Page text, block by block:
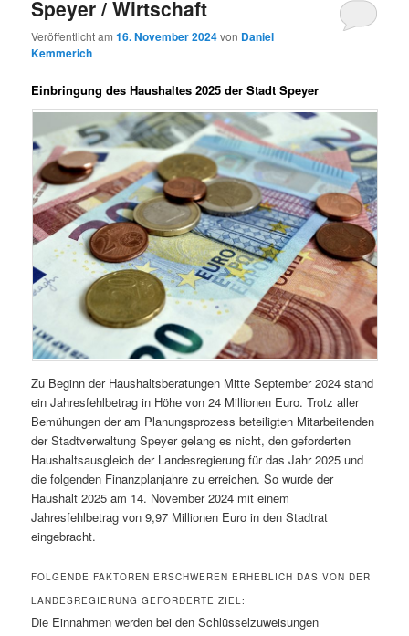
Speyer / Wirtschaft
Veröffentlicht am16. November 2024von Daniel
Kemmerich
Einbringung des Haushaltes 2025 der Stadt Speyer
Zu Beginn der Haushaltsberatungen Mitte September 2024 stand
ein Jahresfehlbetrag in Höhe von 24 Millionen Euro. Trotz aller
Bemühungen der am Planungsprozess beteiligten Mitarbeitenden
der Stadtverwaltung Speyer gelang es nicht, den geforderten
Haushaltsausgleich der Landesregierung für das Jahr 2025 und
die folgenden Finanzplanjahre zu erreichen. So wurde der
Haushalt 2025 am 14. November 2024 mit einem
Jahresfehlbetrag von 9,97 Millionen Euro in den Stadtrat
eingebracht.
FOLGENDE FAKTOREN ERSCHWEREN ERHEBLICH DAS VON DER
LANDESREGIERUNG GEFORDERTE ZIEL:
Die Einnahmen werden bei den Schlüsselzuweisungen